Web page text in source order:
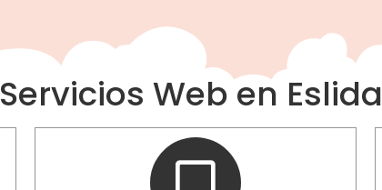
Servicios Web en Eslida